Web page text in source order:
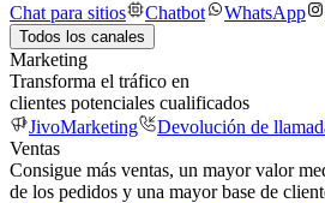
Chat para sitios
Chatbot WhatsApp
Todos los canales
Marketing
Transforma el tráfico en
clientes potenciales cualificados
JivoMarketing
Devolución de
Ventas
Consigue más ventas, un mayor valor
de los pedidos y una mayor base de